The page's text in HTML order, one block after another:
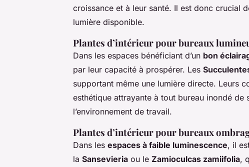
croissance et à leur santé. Il est donc crucial
lumière disponible.
Plantes d’intérieur pour bureaux
Dans les espaces bénéficiant d’un bon
par leur capacité à prospérer. Les
supportant même une lumière directe. Leurs
esthétique attrayante à tout bureau inondé
l’environnement de travail.
Plantes d’intérieur pour bureaux
Dans les espaces à faible luminescence, il
la Sansevieria ou le Zamioculcas zamiifolia,